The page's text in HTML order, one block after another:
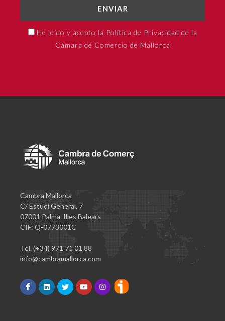
ENVIAR
He leído y acepto la Política de Privacidad de la
Cámara de Comercio de Mallorca
Cambra Mallorca
C/ Estudi General, 7
07001 Palma. Illes Balears
CIF: Q-0773001C
Tel. (+34) 971 71 01 88
info@cambramallorca.com